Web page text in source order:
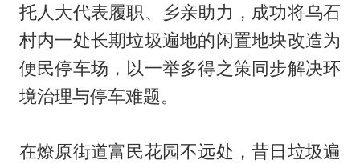
托人大代表履职、乡亲助力，成功将乌石
村内一处长期垃圾遍地的闲置地块改造为
便民停车场，以一举多得之策同步解决环
境治理与停车难题。
在燎原街道富民花园不远处，昔日垃圾遍